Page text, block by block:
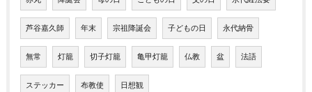
芦谷嘉久師 年末 宗祖降誕会 子どもの日 永代納骨
無常 灯籠 切子灯籠 亀甲灯籠 仏教 盆 法語
ステッカー 布教使 日想観